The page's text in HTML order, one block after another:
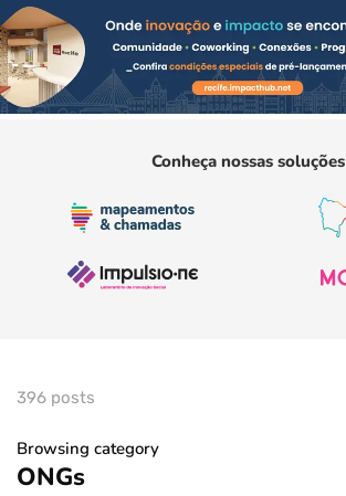
Conheça nossas soluções
396 posts
Browsing category
ONGs